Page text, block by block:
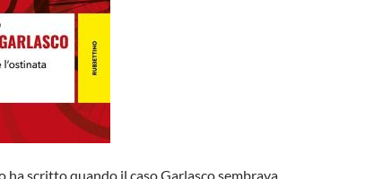
ha scritto quando il caso Garlasco sembrava